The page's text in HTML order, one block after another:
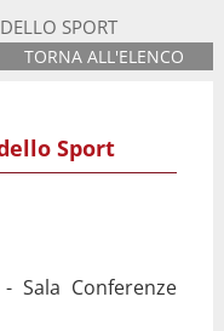
SPORT
TORNA ALL'ELENCO
Sport
Sala Conferenze